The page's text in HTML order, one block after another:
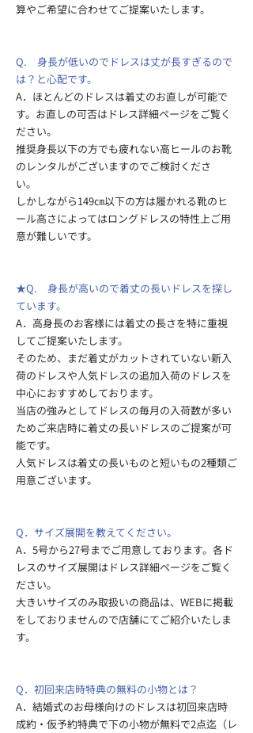
算やご希望に合わせてご提案いたします。
Q. 身長が低いのでドレスは丈が長すぎるので
は？と心配です。
A．ほとんどのドレスは着丈のお直しが可能で
す。お直しの可否はドレス詳細ページをご覧く
ださい。
推奨身長以下の方でも疲れない高ヒールのお靴
のレンタルがございますのでご検討くださ
い。 ​
しかしながら149㎝以下の方は履かれる靴のヒ
ール高さによってはロングドレスの特性上ご用
意が難しいです。
★Q. 身長が高いので着丈の長いドレスを探し
ています。
A．高身長のお客様には着丈の長さを特に重視
してご提案いたします。
そのため、まだ着丈がカットされていない新入
荷のドレスや人気ドレスの追加入荷のドレスを
中心におすすめしております。
​当店の強みとしてドレスの毎月の入荷数が多い
ためご来店時に着丈の長いドレスのご提案が可
能です。
人気ドレスは着丈の長いものと短いもの2種類ご
用意ございます。
Q．サイズ展開を教えてください。
A．5号から27号までご用意しております。各ド
レスのサイズ展開はドレス詳細ページをご覧く
ださい。
​大きいサイズのみ取扱いの商品は、WEBに掲載
をしておりませんので店舗にてご紹介いたしま
す。
Q．初回来店時特典の無料の小物とは？
A．結婚式のお母様向けのドレスは初回来店時
成約・仮予約特典で下の小物が無料で2点迄（レ